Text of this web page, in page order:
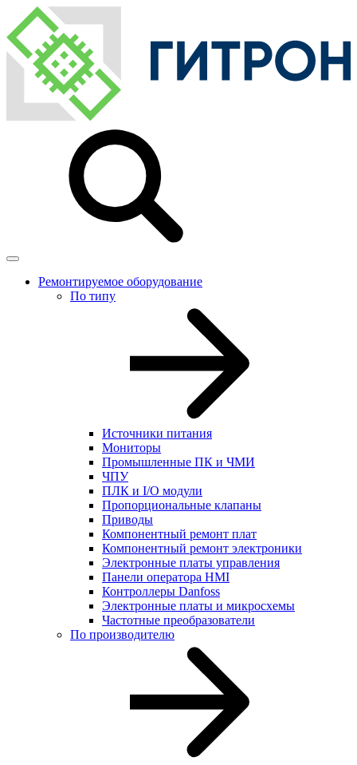
Ремонтируемое оборудование
По типу
Источники питания
Мониторы
Промышленные ПК и ЧМИ
ЧПУ
ПЛК и I/O модули
Пропорциональные клапаны
Приводы
Компонентный ремонт плат
Компонентный ремонт электроники
Электронные платы управления
Панели оператора HMI
Контроллеры Danfoss
Электронные платы и микросхемы
Частотные преобразователи
По производителю